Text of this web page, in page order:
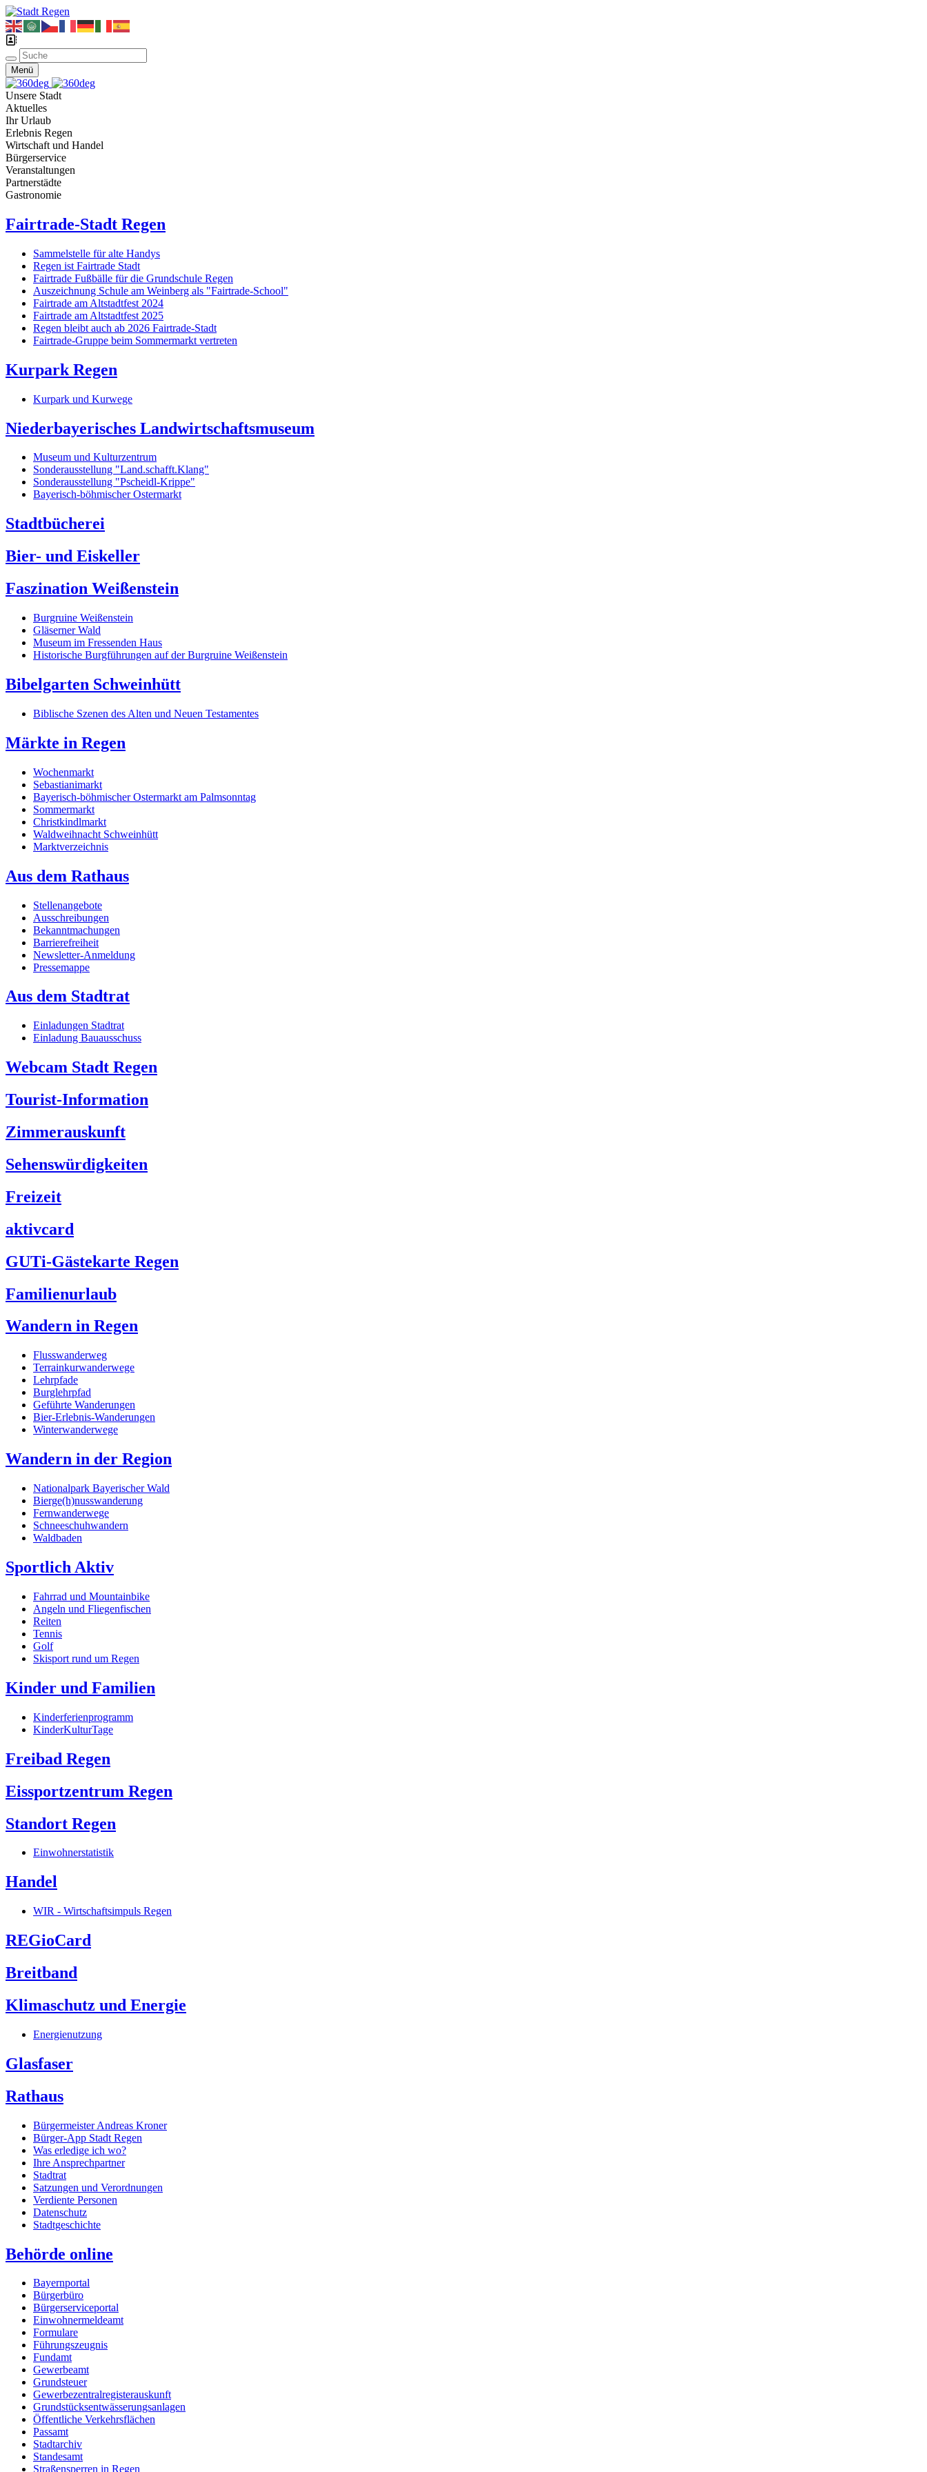
Menü
Unsere Stadt
Aktuelles
Ihr Urlaub
Erlebnis Regen
Wirtschaft und Handel
Bürgerservice
Veranstaltungen
Partnerstädte
Gastronomie
Fairtrade-Stadt Regen
Sammelstelle für alte Handys
Regen ist Fairtrade Stadt
Fairtrade Fußbälle für die Grundschule Regen
Auszeichnung Schule am Weinberg als "Fairtrade-School"
Fairtrade am Altstadtfest 2024
Fairtrade am Altstadtfest 2025
Regen bleibt auch ab 2026 Fairtrade-Stadt
Fairtrade-Gruppe beim Sommermarkt vertreten
Kurpark Regen
Kurpark und Kurwege
Niederbayerisches Landwirtschaftsmuseum
Museum und Kulturzentrum
Sonderausstellung "Land.schafft.Klang"
Sonderausstellung "Pscheidl-Krippe"
Bayerisch-böhmischer Ostermarkt
Stadtbücherei
Bier- und Eiskeller
Faszination Weißenstein
Burgruine Weißenstein
Gläserner Wald
Museum im Fressenden Haus
Historische Burgführungen auf der Burgruine Weißenstein
Bibelgarten Schweinhütt
Biblische Szenen des Alten und Neuen Testamentes
Märkte in Regen
Wochenmarkt
Sebastianimarkt
Bayerisch-böhmischer Ostermarkt am Palmsonntag
Sommermarkt
Christkindlmarkt
Waldweihnacht Schweinhütt
Marktverzeichnis
Aus dem Rathaus
Stellenangebote
Ausschreibungen
Bekanntmachungen
Barrierefreiheit
Newsletter-Anmeldung
Pressemappe
Aus dem Stadtrat
Einladungen Stadtrat
Einladung Bauausschuss
Webcam Stadt Regen
Tourist-Information
Zimmerauskunft
Sehenswürdigkeiten
Freizeit
aktivcard
GUTi-Gästekarte Regen
Familienurlaub
Wandern in Regen
Flusswanderweg
Terrainkurwanderwege
Lehrpfade
Burglehrpfad
Geführte Wanderungen
Bier-Erlebnis-Wanderungen
Winterwanderwege
Wandern in der Region
Nationalpark Bayerischer Wald
Bierge(h)nusswanderung
Fernwanderwege
Schneeschuhwandern
Waldbaden
Sportlich Aktiv
Fahrrad und Mountainbike
Angeln und Fliegenfischen
Reiten
Tennis
Golf
Skisport rund um Regen
Kinder und Familien
Kinderferienprogramm
KinderKulturTage
Freibad Regen
Eissportzentrum Regen
Standort Regen
Einwohnerstatistik
Handel
WIR - Wirtschaftsimpuls Regen
REGioCard
Breitband
Klimaschutz und Energie
Energienutzung
Glasfaser
Rathaus
Bürgermeister Andreas Kroner
Bürger-App Stadt Regen
Was erledige ich wo?
Ihre Ansprechpartner
Stadtrat
Satzungen und Verordnungen
Verdiente Personen
Datenschutz
Stadtgeschichte
Behörde online
Bayernportal
Bürgerbüro
Bürgerserviceportal
Einwohnermeldeamt
Formulare
Führungszeugnis
Fundamt
Gewerbeamt
Grundsteuer
Gewerbezentralregisterauskunft
Grundstücksentwässerungsanlagen
Öffentliche Verkehrsflächen
Passamt
Stadtarchiv
Standesamt
Straßensperren in Regen